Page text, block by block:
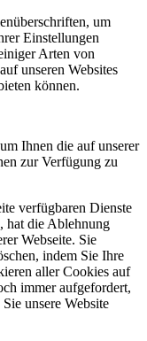
um
Einstellungen
Arten von
unseren Websites
können.
Ihnen die auf unserer
zur Verfügung zu
verfügbaren Dienste
hat die Ablehnung
Webseite. Sie
indem Sie Ihre
aller Cookies auf
immer aufgefordert,
unsere Website